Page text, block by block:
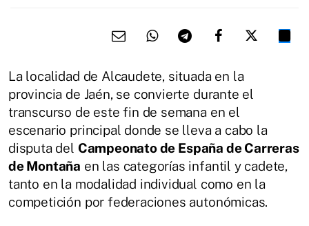
La localidad de Alcaudete, situada en la
provincia de Jaén, se convierte durante el
transcurso de este fin de semana en el
escenario principal donde se lleva a cabo la
disputa del Campeonato de España de Carreras
de Montaña en las categorías infantil y cadete,
tanto en la modalidad individual como en la
competición por federaciones autonómicas.